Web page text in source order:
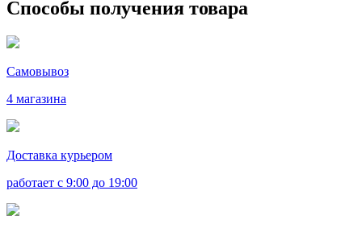
Способы получения товара
Самовывоз
4 магазина
Доставка курьером
работает с 9:00 до 19:00